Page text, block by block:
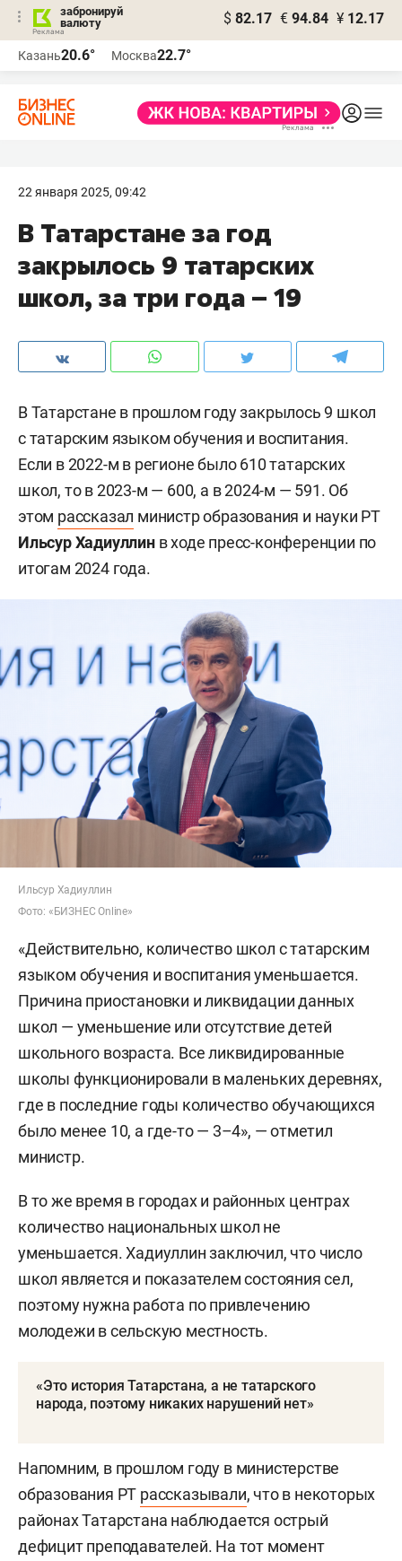
забронируй
валюту
$ 82.17 € 94.84 ¥ 12.17
Казань20.6° Москва22.7°
22 января 2025, 09:42
В Татарстане за год
закрылось 9 татарских
школ, за три года – 19
В Татарстане в прошлом году закрылось 9 школ
с татарским языком обучения и воспитания.
Если в 2022-м в регионе было 610 татарских
школ, то в 2023-м — 600, а в 2024-м — 591. Об
этом рассказал министр образования и науки РТ
Ильсур Хадиуллинв ходе пресс-конференции по
итогам 2024 года.
Ильсур Хадиуллин
Фото: «БИЗНЕС Online»
«Действительно, количество школ с татарским
языком обучения и воспитания уменьшается.
Причина приостановки и ликвидации данных
школ — уменьшение или отсутствие детей
школьного возраста. Все ликвидированные
школы функционировали в маленьких деревнях,
где в последние годы количество обучающихся
было менее 10, а где-то — 3–4», — отметил
министр.
В то же время в городах и районных центрах
количество национальных школ не
уменьшается. Хадиуллин заключил, что число
школ является и показателем состояния сел,
поэтому нужна работа по привлечению
молодежи в сельскую местность.
«Это история Татарстана, а не татарского
народа, поэтому никаких нарушений нет»
Напомним, в прошлом году в министерстве
образования РТ рассказывали, что в некоторых
районах Татарстана наблюдается острый
дефицит преподавателей. На тот момент